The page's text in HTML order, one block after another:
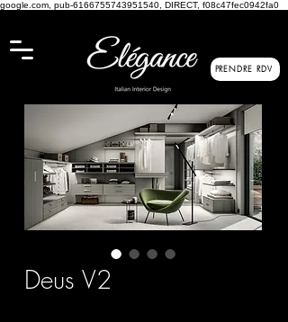
google.com, pub-6166755743951540, DIRECT, f08c47fec0942fa0
PRENDRE RDV
Deus V2